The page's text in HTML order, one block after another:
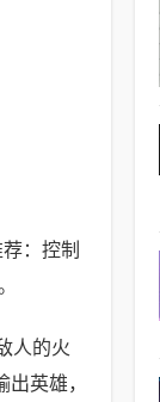
：控制
人的火
英雄，